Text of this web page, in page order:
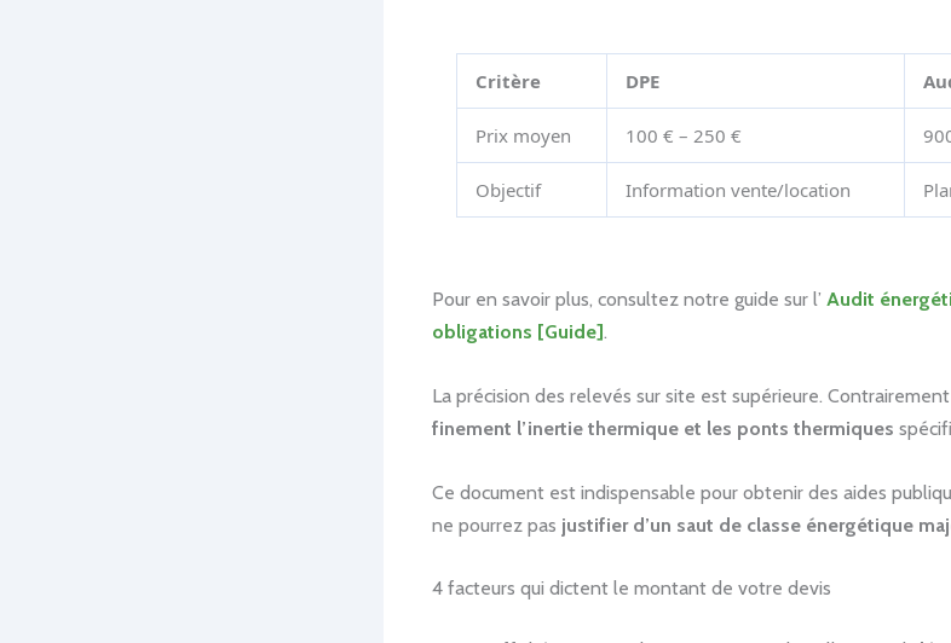
Critère DPE
Prix moyen 100 € – 250 €
Objectif Information vente/location
Pour en savoir plus, consultez notre guide sur l’ Audit
obligations [Guide].
La précision des relevés sur site est supérieure. Contrairement
finement l’inertie thermique et les ponts thermiques
Ce document est indispensable pour obtenir des aides
ne pourrez pas justifier d’un saut de classe énergétique
4 facteurs qui dictent le montant de votre devis